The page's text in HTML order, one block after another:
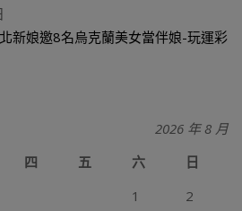
新娘邀8名烏克蘭美女當伴娘-玩運彩
2026 年 8 月
四 五 六
日
1
2